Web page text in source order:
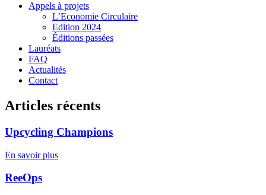
Appels à projets
L’Economie Circulaire
Edition 2024
Éditions passées
Lauréats
FAQ
Actualités
Contact
Articles récents
Upcycling Champions
En savoir plus
ReeOps